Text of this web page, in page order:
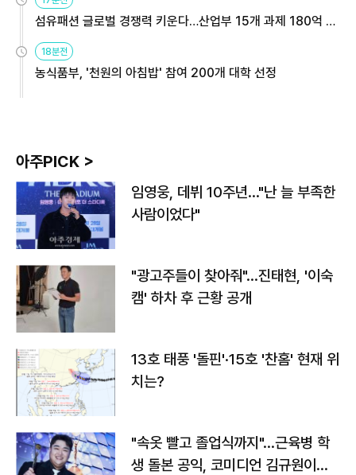
섬유패션 글로벌 경쟁력 키운다…산업부 15개 과제 180억 지
원
18분전
농식품부, '천원의 아침밥' 참여 200개 대학 선정
아주PICK >
임영웅, 데뷔 10주년…"난 늘 부족한
사람이었다"
"광고주들이 찾아줘"…진태현, '이숙
캠' 하차 후 근황 공개
13호 태풍 '돌핀'·15호 '찬홈' 현재 위
치는?
"속옷 빨고 졸업식까지"…근육병 학
생 돌본 공익, 코미디언 김규원이었